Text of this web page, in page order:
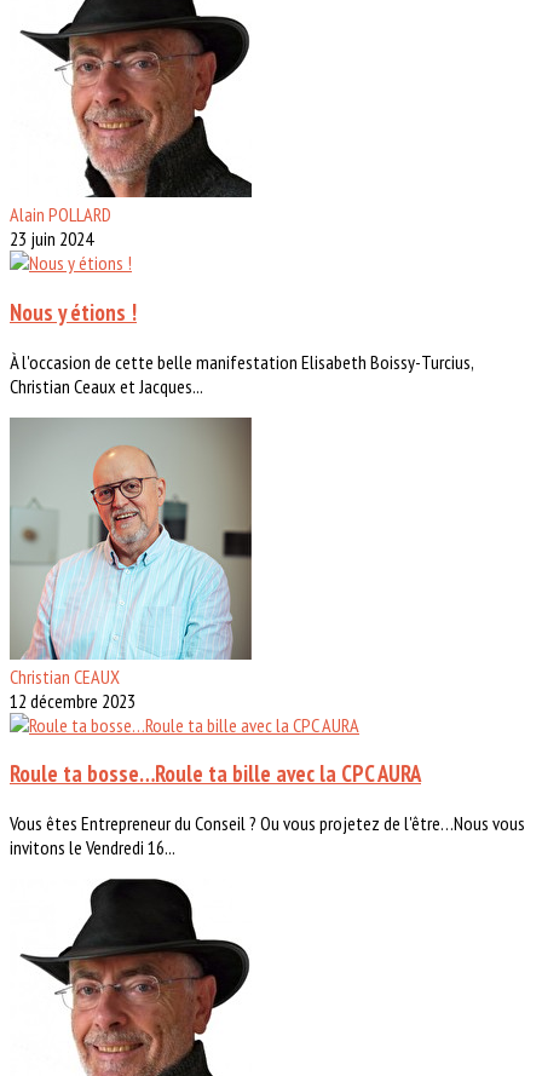
Alain POLLARD
23 juin 2024
Nous y étions !
À l'occasion de cette belle manifestation Elisabeth Boissy-Turcius,
Christian Ceaux et Jacques...
Christian CEAUX
12 décembre 2023
Roule ta bosse…Roule ta bille avec la CPC AURA
Vous êtes Entrepreneur du Conseil ? Ou vous projetez de l'être…Nous vous
invitons le Vendredi 16...